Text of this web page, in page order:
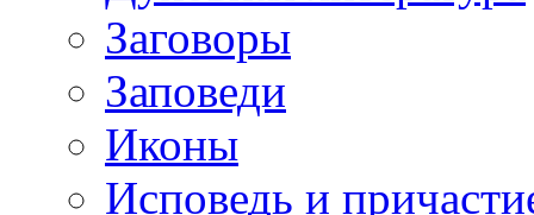
Заговоры
Заповеди
Иконы
Исповедь и